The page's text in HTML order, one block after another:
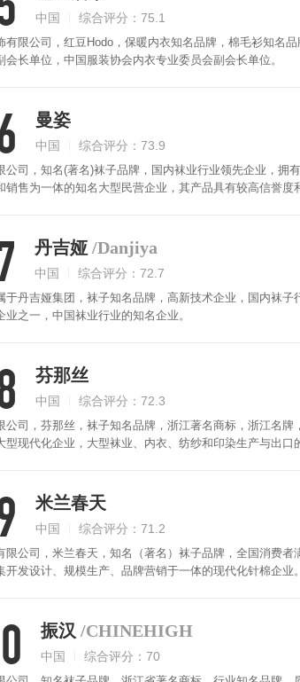
中国 综合评分：75.1
有限公司，红豆Hodo，保暖内衣知名品牌，棉毛衫知名
会长单位，中国服装协会内衣专业委员会副会长单位。
曼姿
中国 综合评分：73.9
公司，知名(著名)袜子品牌，国内袜业行业领先企业，拥
销售为一体的知名大型民营企业，其产品具有较高信誉度
丹吉娅 /Danjiya
中国 综合评分：72.7
于丹吉娅集团，袜子知名品牌，高新技术企业，国内袜
业之一，中国袜业行业的知名企业。
芬那丝
中国 综合评分：72.3
公司，芬那丝，袜子知名品牌，浙江著名商标，浙江名
型现代化企业，大型袜业、内衣、纺纱和印染生产与出口
米兰春天
中国 综合评分：71.2
限公司，米兰春天，知名（著名）袜子品牌，全国消费
开发设计、规模生产、品牌营销于一体的现代化针棉企业。
振汉 /CHINEHIGH
中国 综合评分：70